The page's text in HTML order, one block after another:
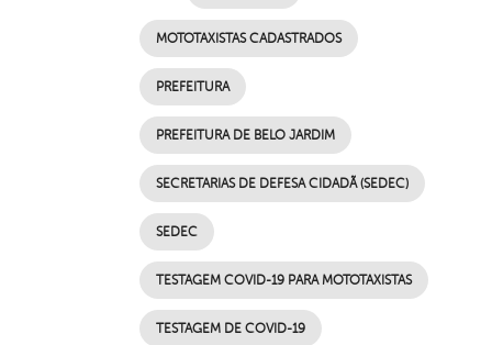
MOTOTAXISTAS CADASTRADOS
PREFEITURA
PREFEITURA DE BELO JARDIM
SECRETARIAS DE DEFESA CIDADÃ (SEDEC)
SEDEC
TESTAGEM COVID-19 PARA MOTOTAXISTAS
TESTAGEM DE COVID-19